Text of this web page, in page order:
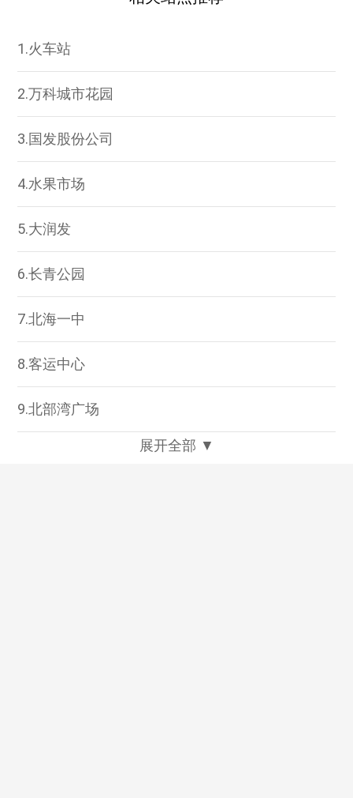
1.火车站
2.万科城市花园
3.国发股份公司
4.水果市场
5.大润发
6.长青公园
7.北海一中
8.客运中心
9.北部湾广场
展开全部 ▼